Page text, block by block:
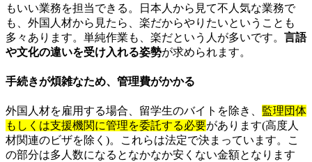
もいい業務を担当できる。日本人から見て不人気な業務で
も、外国人材から見たら、楽だからやりたいということも
多々あります。単純作業も、楽だという人が多いです。 言語
や文化の違いを受け入れる姿勢が求められます。
手続きが煩雑なため、管理費がかかる
外国人材を雇用する場合、留学生のバイトを除き、 監理団体
もしくは支援機関に管理を委託する必要があります(高度人
材関連のビザを除く)。これらは法定で決まっています。こ
の部分は多人数になるとなかなか安くない金額となります